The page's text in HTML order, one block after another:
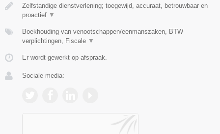
Zelfstandige dienstverlening; toegewijd, accuraat, betrouwbaar en
proactief ▼
Boekhouding van venootschappen/eenmanszaken, BTW
verplichtingen, Fiscale ▼
Er wordt gewerkt op afspraak.
Sociale media: